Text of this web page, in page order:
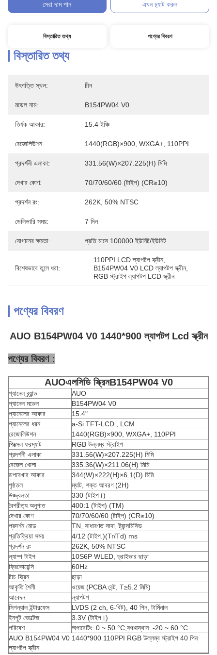
সেরা দাম পান এখন চ্যাট করুন
বিস্তারিত তথ্য পণ্যের বিবরণ
বিস্তারিত তথ্য
উৎপত্তি স্থল: চীন
মডেল নাম: B154PW04 V0
তির্যক আকার: 15.4 ইঞ্চি
রেজোলিউশন: 1440(RGB)×900, WXGA+, 110PPI
প্রদর্শনী এলাকা: 331.56(W)×207.225(H) মিমি
দেখার কোণ: 70/70/60/60 (টাইপ) (CR≥10)
প্রদর্শন রং: 262K, 50% NTSC
ডেলিভারি সময়: 7 দিন
যোগানের ক্ষমতা: প্রতি মাসে 100000 ইউনিট/ইউনিট
বিশেষভাবে তুলে ধরা:
110PPI LCD ল্যাপটপ স্ক্রীন,
B154PW04 V0 LCD ল্যাপটপ স্ক্রীন,
RGB স্ট্রাইপ ল্যাপটপ LCD স্ক্রীন
পণ্যের বিবরণ
AUO B154PW04 V0 1440*900 ল্যাপটপ Lcd স্ক্রীন
পণ্যের বিবরণ :
AUOএলসিডি স্ক্রিনB154PW04 V0
প্যানেল ব্র্যান্ড
AUO
প্যানেল মডেল
B154PW04 V0
প্যানেলের আকার
15.4"
প্যানেলের ধরন
a-Si TFT-LCD , LCM
রেজোলিউশন
1440(RGB)×900, WXGA+, 110PPI
পিক্সেল ফরম্যাট
RGB উল্লম্ব স্ট্রাইপ
প্রদর্শনী এলাকা
331.56(W)×207.225(H) মিমি
বেজেল খোলা
335.36(W)×211.06(H) মিমি
রূপরেখার আকার
344(W)×222(H)×6.1(D) মিমি
পৃষ্ঠতল
ম্যাট, শক্ত আবরণ (2H)
উজ্জ্বলতা
330 (টাইপ।)
বৈপরীত্য অনুপাত
400:1 (টাইপ) (TM)
দেখার কোণ
70/70/60/60 (টাইপ) (CR≥10)
প্রদর্শন মোড
TN, সাধারণত সাদা, ট্রান্সমিসিভ
প্রতিক্রিয়া সময়
4/12 (টাইপ.)(Tr/Td) ms
প্রদর্শন রং
262K, 50% NTSC
ল্যাম্প টাইপ
10S6P WLED, ড্রাইভার ছাড়া
ফ্রিকোয়েন্সি
60Hz
টাচ স্ক্রিন
ছাড়া
আকৃতি শৈলী
ওয়েজ (PCBA বেন্ট, T≥5.2 মিমি)
আবেদন
ল্যাপটপ
সিগন্যাল ইন্টারফেস
LVDS (2 ch, 6-বিট), 40 পিন, টার্মিনাল
ইনপুট ভোল্টেজ
3.3V (টাইপ।)
পরিবেশ
অপারেটিং: 0 ~ 50 °C;সঞ্চয়স্থান: -20 ~ 60 °C
AUO B154PW04 V0 1440*900 110PPI RGB উল্লম্ব স্ট্রাইপ 40 পিন
ল্যাপটপ স্ক্রীন